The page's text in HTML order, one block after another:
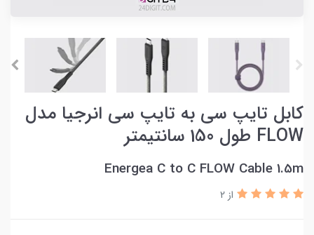
کابل تایپ سی به تایپ سی انرجیا مدل
FLOW طول 150 سانتیمتر
Energea C to C FLOW Cable 1.5m
از 2